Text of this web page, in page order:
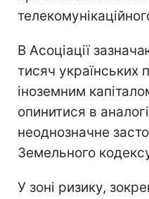
В Асоціації
тисяч українських
іноземним
опинитися в
неоднозначне
Земельного
У зоні ризику,